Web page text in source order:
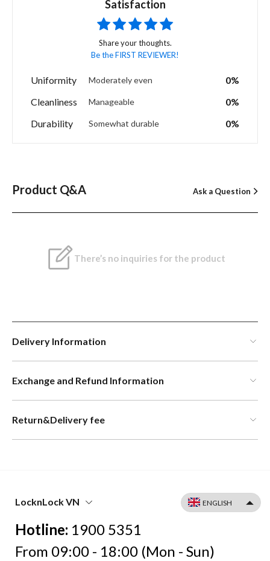
Satisfaction
Share your thoughts.
Be the FIRST REVIEWER!
Uniformity Moderately even
0%
Cleanliness
Manageable
0%
Durability
Somewhat durable 0%
Product Q&A Ask a Question
There’s no inquiries for the product
Delivery Information
Exchange and Refund Information
Return&Delivery fee
LocknLock VN
Hotline: 1900 5351
From 09:00 - 18:00 (Mon - Sun)